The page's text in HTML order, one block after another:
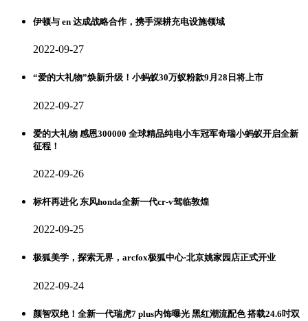
伊顿与 en 达成战略合作，携手深耕充电设施领域
2022-09-27
“爱的大礼物”焕新升级！小蚂蚁30万蚁粉款9月28日将上市
2022-09-27
爱的大礼物 感恩300000 全球精品纯电小车冠军奇瑞小蚂蚁开启全新
征程！
2022-09-26
标杆再进化 东风honda全新一代cr-v驾临敦煌
2022-09-25
极狐美学，探索无界，arcfox极狐中心·北京姚家园店正式开业
2022-09-24
颜智双绝！全新一代瑞虎7 plus内饰曝光 黑红潮流配色 搭载24.6吋双